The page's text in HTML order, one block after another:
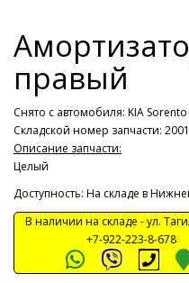
правый
Снято с автомобиля: KIA
Складской номер запчасти:
Описание запчасти:
Целый
Доступность: На складе в
В наличии на складе -ул.
+7-922-223-8-678